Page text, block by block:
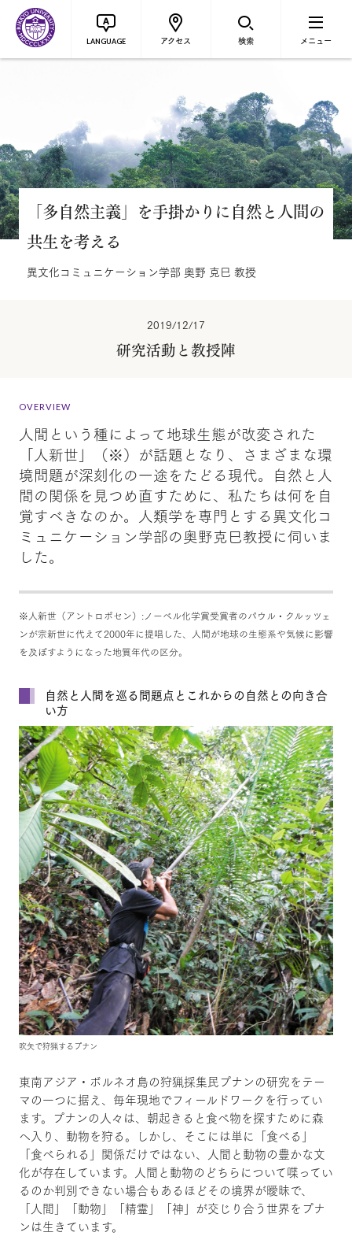
LANGUAGE アクセス 検索 メニュー
「多自然主義」を手掛かりに自然と人間の
共生を考える
異文化コミュニケーション学部 奥野 克巳 教授
2019/12/17
研究活動と教授陣
OVERVIEW
人間という種によって地球生態が改変された
「人新世」（※）が話題となり、さまざまな環
境問題が深刻化の一途をたどる現代。自然と人
間の関係を見つめ直すために、私たちは何を自
覚すべきなのか。人類学を専門とする異文化コ
ミュニケーション学部の奥野克巳教授に伺いま
した。
※人新世（アントロポセン）:ノーベル化学賞受賞者のパウル・クルッツェ
ンが宗新世に代えて2000年に提唱した、人間が地球の生態系や気候に影響
を及ぼすようになった地質年代の区分。
自然と人間を巡る問題点とこれからの自然との向き合
い方
吹矢で狩猟するプナン
東南アジア・ボルネオ島の狩猟採集民プナンの研究をテー
マの一つに据え、毎年現地でフィールドワークを行ってい
ます。プナンの人々は、朝起きると食べ物を探すために森
へ入り、動物を狩る。しかし、そこには単に「食べる」
「食べられる」関係だけではない、人間と動物の豊かな文
化が存在しています。人間と動物のどちらについて喋ってい
るのか判別できない場合もあるほどその境界が曖昧で、
「人間」「動物」「精霊」「神」が交じり合う世界をプナ
ンは生きています。